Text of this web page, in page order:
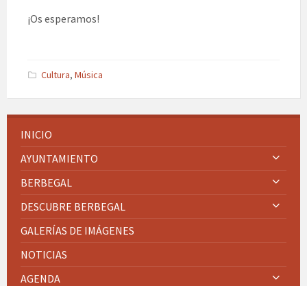
¡Os esperamos!
Cultura, Música
INICIO
AYUNTAMIENTO
BERBEGAL
DESCUBRE BERBEGAL
GALERÍAS DE IMÁGENES
NOTICIAS
AGENDA